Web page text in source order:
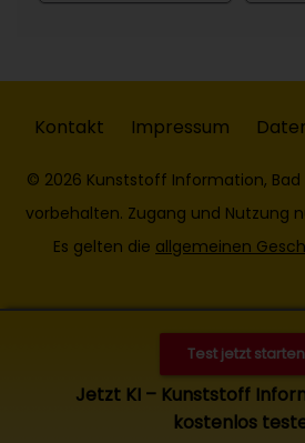
Test jetzt
Jetzt KI – Kunststoff
kostenlos
Kontakt Impressum
© 2026 Kunststoff Information, Bad
vorbehalten. Zugang und Nutzung
Es gelten die allgemeinen